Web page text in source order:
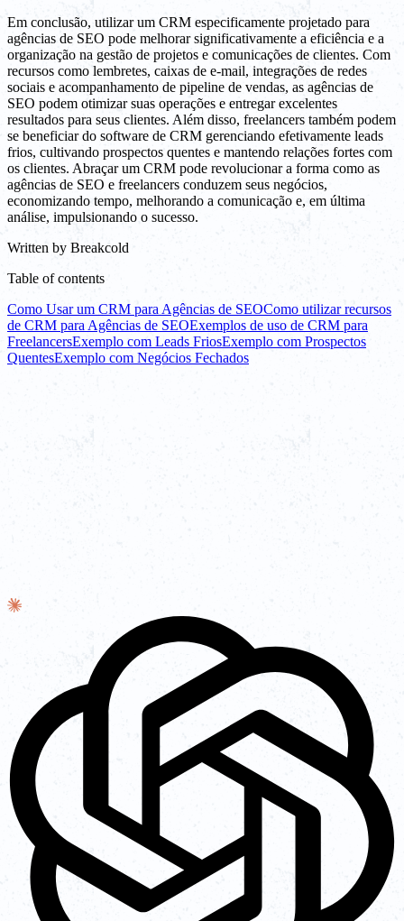
Em conclusão, utilizar um CRM especificamente projetado para
agências de SEO pode melhorar significativamente a eficiência e a
organização na gestão de projetos e comunicações de clientes. Com
recursos como lembretes, caixas de e-mail, integrações de redes
sociais e acompanhamento de pipeline de vendas, as agências de
SEO podem otimizar suas operações e entregar excelentes
resultados para seus clientes. Além disso, freelancers também podem
se beneficiar do software de CRM gerenciando efetivamente leads
frios, cultivando prospectos quentes e mantendo relações fortes com
os clientes. Abraçar um CRM pode revolucionar a forma como as
agências de SEO e freelancers conduzem seus negócios,
economizando tempo, melhorando a comunicação e, em última
análise, impulsionando o sucesso.
Written by Breakcold
Table of contents
Como Usar um CRM para Agências de SEOComo utilizar recursos
de CRM para Agências de SEOExemplos de uso de CRM para
FreelancersExemplo com Leads FriosExemplo com Prospectos
QuentesExemplo com Negócios Fechados